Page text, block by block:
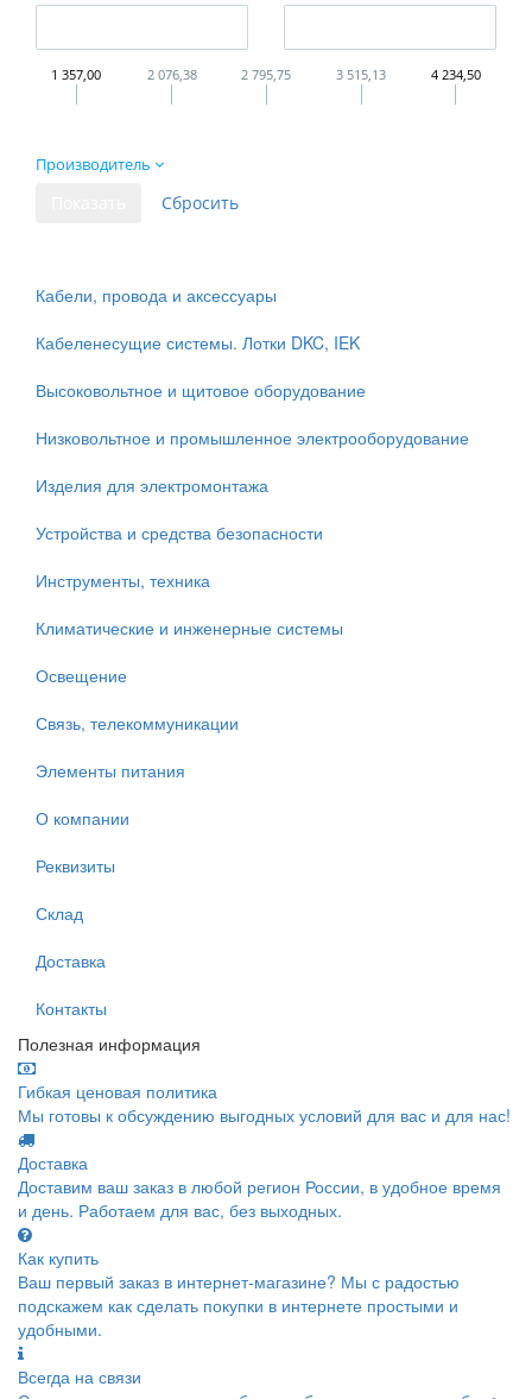
1 357,00 2 076,38 2 795,75 3 515,13 4 234,50
Производитель
Кабели, провода и аксессуары
Кабеленесущие системы. Лотки DKC, IEK
Высоковольтное и щитовое оборудование
Низковольтное и промышленное электрооборудование
Изделия для электромонтажа
Устройства и средства безопасности
Инструменты, техника
Климатические и инженерные системы
Освещение
Связь, телекоммуникации
Элементы питания
О компании
Реквизиты
Склад
Доставка
Контакты
Полезная информация
Гибкая ценовая политика
Мы готовы к обсуждению выгодных условий для вас и для нас!
Доставка
Доставим ваш заказ в любой регион России, в удобное время
и день. Работаем для вас, без выходных.
Как купить
Ваш первый заказ в интернет-магазине? Мы с радостью
подскажем как сделать покупки в интернете простыми и
удобными.
Всегда на связи